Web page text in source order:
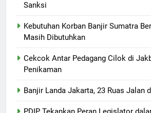
Sanksi
Kebutuhan Korban Banjir Sumatra
Masih Dibutuhkan
Cekcok Antar Pedagang Cilok di
Penikaman
Banjir Landa Jakarta, 23 Ruas Jalan